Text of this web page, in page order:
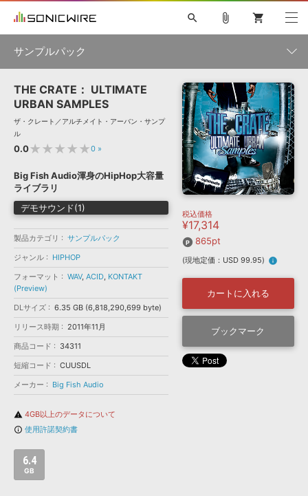
ソフト音源 »
プラグイン・エフェクト »
サンプルパック »
ソフトウェア／ツール »
DAW »
効果音 »
BGM »
キャンペーン »
特集 »
ニュースレター »
SONICWIREブログ »
製品サポート情報 »
DTMガイド »
FAQ »
お問い合わせ »
音楽カード
楽曲配信流通 サービス
無償のサウンド管理ソフト
APS
SLS
search
初音ミク NT 鏡音リン・レン V4X 巡音ルカ V4X
MEIKO V3
KAITO V3
VOCALOID TOONTRACK
SPITFIRE AUDIO
VIENNA
EZ DRUMMER 3 SERUM
ライセンスフリーBGM
サンプルパックを試そう
ボーカル抜き出し
DUBSTEP
MUTANT
ROUTER.FM
SONOCA
ソフト音源 プラグイン・エフェクト
ソフトウェア／ツール 効果音
attach_file shopping_cart
サンプルパック
製品一覧
ジャンル
メーカー
フォーマット
ランキング
THE CRATE： ULTIMATE
URBAN SAMPLES
ザ・クレート／アルチメイト・アーバン・サンプ
ル
0.0★★★★★0 »
Big Fish Audio渾身のHipHop大容量
ライブラリ
デモサウンド(1)
製品カテゴリ
サンプルパック
ジャンル
HIPHOP
フォーマット
WAV, ACID, KONTAKT
(Preview)
DLサイズ
6.35 GB (6,818,290,699 byte)
リリース時期
2011年11月
商品コード
34311
短縮コード
CUUSDL
メーカー
Big Fish Audio
warning 4GB以上のデータについて
info_outline 使用許諾契約書
6.4
GB
税込価格
¥17,314
865pt
(現地定価：USD 99.95) info
カートに入れる
ブックマーク